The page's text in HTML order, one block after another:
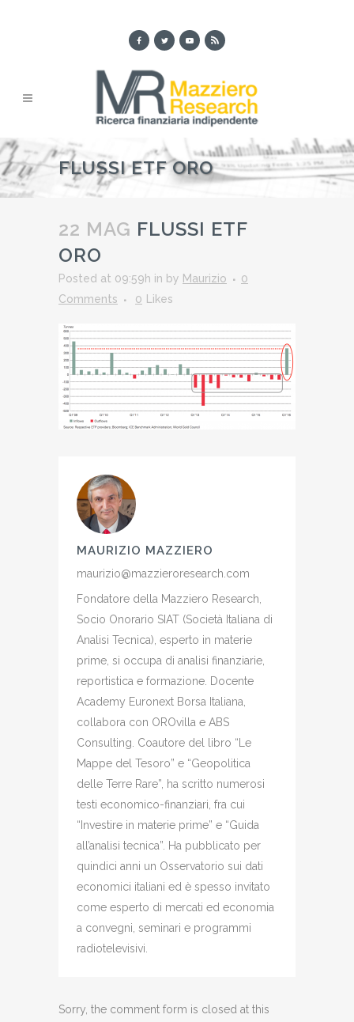
FLUSSI ETF ORO
22 MAG FLUSSI ETF
ORO
Posted at 09:59h in by Maurizio
0
Comments
0 Likes
MAURIZIO MAZZIERO
maurizio@mazzieroresearch.com
Fondatore della Mazziero Research,
Socio Onorario SIAT (Società Italiana di
Analisi Tecnica), esperto in materie
prime, si occupa di analisi finanziarie,
reportistica e formazione. Docente
Academy Euronext Borsa Italiana,
collabora con OROvilla e ABS
Consulting. Coautore del libro “Le
Mappe del Tesoro” e “Geopolitica
delle Terre Rare”, ha scritto numerosi
testi economico-finanziari, fra cui
“Investire in materie prime” e “Guida
all’analisi tecnica”. Ha pubblicato per
quindici anni un Osservatorio sui dati
economici italiani ed è spesso invitato
come esperto di mercati ed economia
a convegni, seminari e programmi
radiotelevisivi.
Sorry, the comment form is closed at this